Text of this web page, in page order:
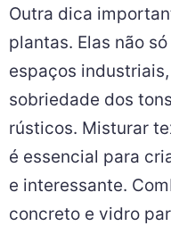
Outra dica
plantas. Elas não
espaços
sobriedade dos
rústicos. Misturar
é essencial para
e interessante.
concreto e vidro